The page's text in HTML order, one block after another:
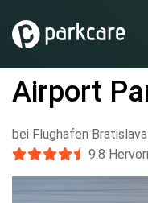
Airport
bei Flughafen Bratislava
9.8